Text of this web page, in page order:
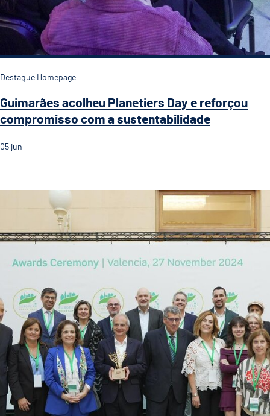
Destaque Homepage
Guimarães acolheu Planetiers Day e reforçou
compromisso com a sustentabilidade
05 jun
Com o título de CVE 2026 Guimarães terá ainda